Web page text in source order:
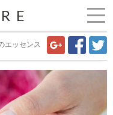
エッセンス